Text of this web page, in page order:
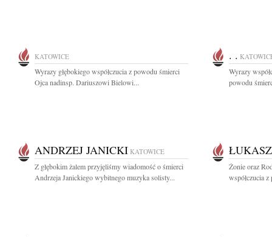
KATOWICE
Wyrazy głębokiego współczucia z powodu śmierci
Ojca nadinsp. Dariuszowi Bielowi...
. .
Wyrazy
powodu
ANDRZEJ JANICKI KATOWICE
Z głębokim żalem przyjęliśmy wiadomość o śmierci
Andrzeja Janickiego wybitnego muzyka solisty...
Żonie oraz
współczucia